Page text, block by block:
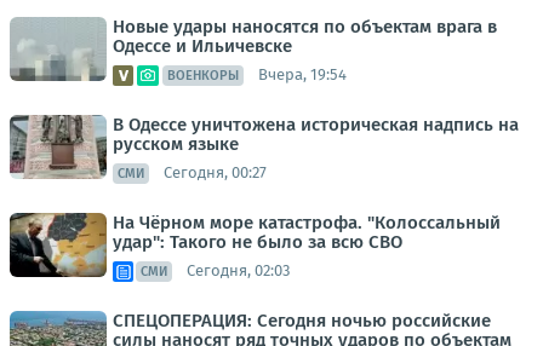
Новые удары наносятся по объектам врага в
Одессе и Ильичевске
ВОЕНКОРЫ Вчера, 19:54
В Одессе уничтожена историческая надпись на
русском языке
СМИ Сегодня, 00:27
На Чёрном море катастрофа. "Колоссальный
удар": Такого не было за всю СВО
СМИ Сегодня, 02:03
СПЕЦОПЕРАЦИЯ: Сегодня ночью российские
силы наносят ряд точных ударов по объектам